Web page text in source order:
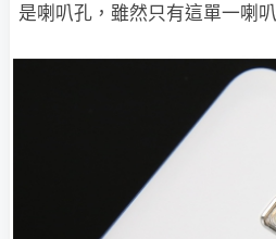
是喇叭孔，雖然只有這單一喇